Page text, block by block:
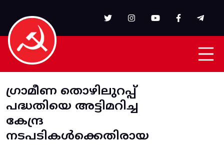
ഗ്രാമീണ തൊഴിലുറപ്പ്‌
പദ്ധതിയെ അട്ടിമറിച്ച
കേന്ദ്ര
നടപടികൾക്കെതിരായ